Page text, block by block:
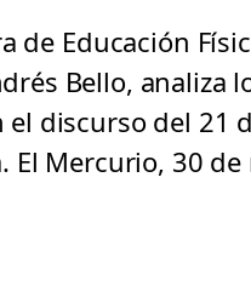
de Educación
Bello, analiza
discurso del 21
Mercurio, 30 de